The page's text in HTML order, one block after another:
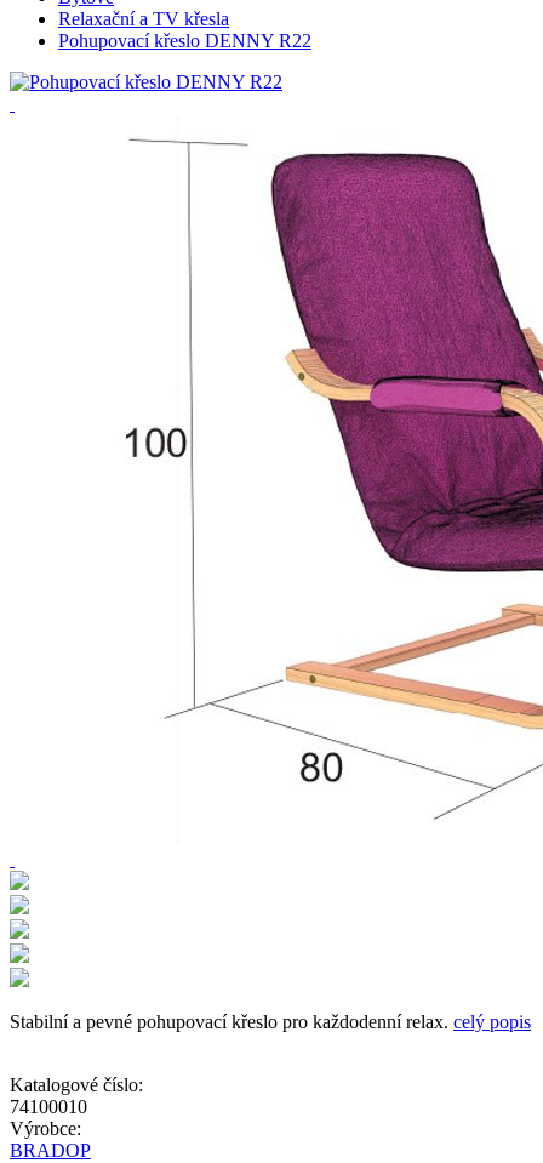
Relaxační a TV křesla
Pohupovací křeslo DENNY R22
Stabilní a pevné pohupovací křeslo pro každodenní relax. celý popis
Katalogové číslo:
74100010
Výrobce:
BRADOP